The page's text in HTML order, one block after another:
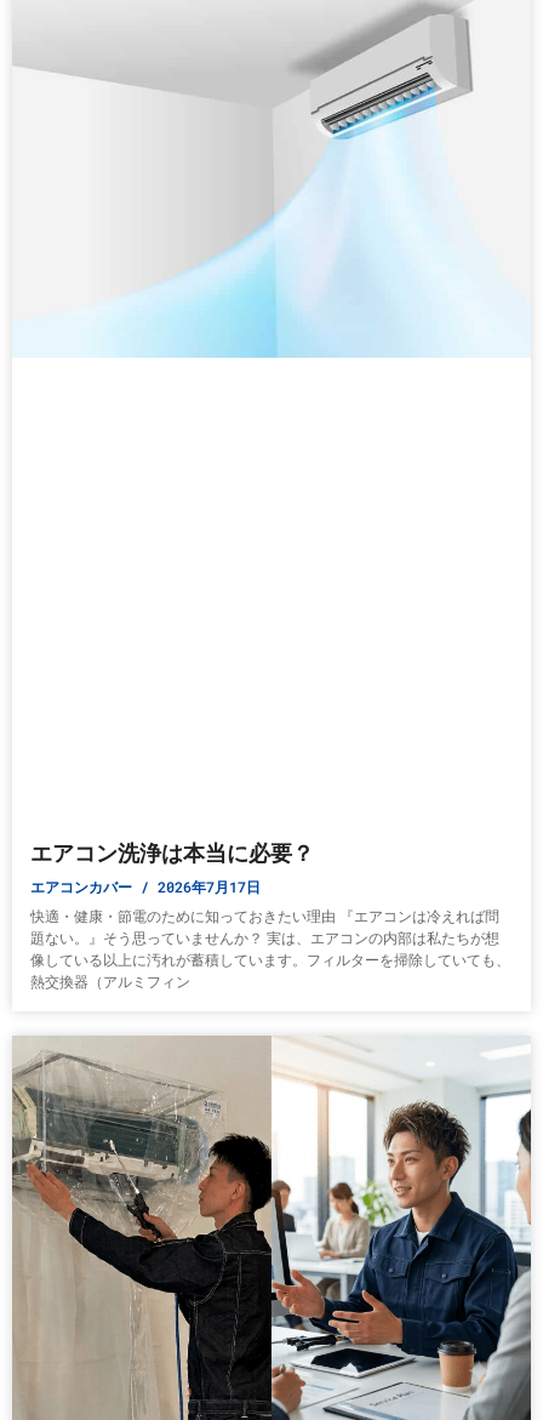
エアコン洗浄は本当に必要？
エアコンカバー 2026年7月17日
快適・健康・節電のために知っておきたい理由 『エアコンは冷えれば問
題ない。』そう思っていませんか？ 実は、エアコンの内部は私たちが想
像している以上に汚れが蓄積しています。フィルターを掃除していても、
熱交換器（アルミフィン